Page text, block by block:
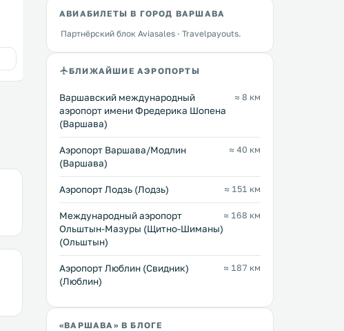
находится деревня Яхранка. Из
апартаментов открывается вид на
кухня с посудомоечной машиной,
микроволновой печью и
кухней комплекса P&O
по разным адресам. К услугам
гостей всех
апартаментов
АВИАБИЛЕТЫ В ГОРОД ВАРШАВА
Партнёрский блок Aviasales · Travelpayouts.
БЛИЖАЙШИЕ АЭРОПОРТЫ
Варшавский международный
аэропорт имени Фредерика Шопена
(Варшава)
≈ 8 км
Аэропорт Варшава/Модлин
(Варшава)
≈ 40 км
Аэропорт Лодзь (Лодзь) ≈ 151 км
Международный аэропорт
Ольштын-Мазуры (Щитно-Шиманы)
(Ольштын)
≈ 168 км
Аэропорт Люблин (Свидник)
(Люблин)
≈ 187 км
«ВАРШАВА» В БЛОГЕ